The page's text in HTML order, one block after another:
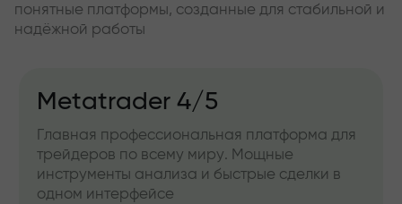
понятные платформы, созданные для стабильной и
надёжной работы
Metatrader 4/5
Главная профессиональная платформа для
трейдеров по всему миру. Мощные
инструменты анализа и быстрые сделки в
одном интерфейсе